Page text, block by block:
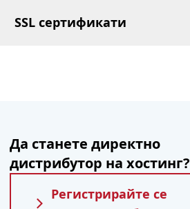
SSL сертификати
Да станете директно
дистрибутор на хостинг?
Регистрирайте се